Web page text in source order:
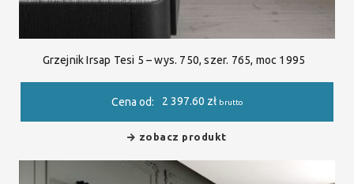
Grzejnik Irsap Tesi 5 – wys. 750, szer. 765, moc 1995
Cena od: 2 397.60 zł brutto
zobacz produkt